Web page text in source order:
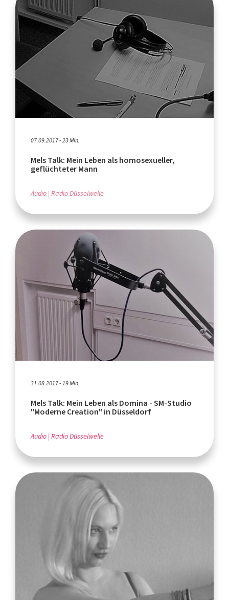
07.09.2017 - 23 Min.
Mels Talk: Mein Leben als homosexueller,
geflüchteter Mann
Audio Radio Düsselwelle
31.08.2017 - 19 Min.
Mels Talk: Mein Leben als Domina - SM-Studio
"Moderne Creation" in Düsseldorf
Audio Radio Düsselwelle